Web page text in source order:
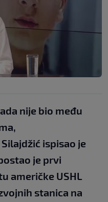
nije bio među
ispisao je
je prvi
američke USHL
stanica na